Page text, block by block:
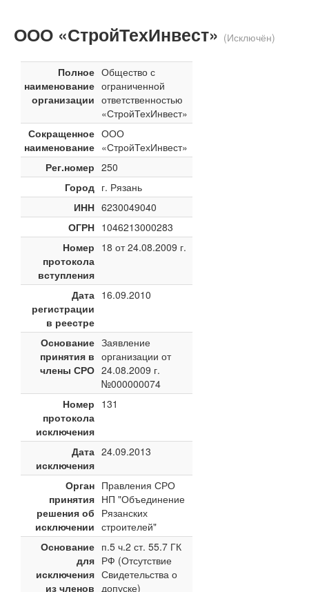
ООО «СтройТехИнвест» (Исключён)
Полное
наименование
организации
Общество с
ограниченной
ответственностью
«СтройТехИнвест»
Сокращенное
наименование
ООО
«СтройТехИнвест»
Рег.номер 250
Город г. Рязань
ИНН 6230049040
ОГРН 1046213000283
Номер
протокола
вступления
18 от 24.08.2009 г.
Дата
регистрации
в реестре
16.09.2010
Основание
принятия в
члены СРО
Заявление
организации от
24.08.2009 г.
№000000074
Номер
протокола
исключения
131
Дата
исключения
24.09.2013
Орган
принятия
решения об
исключении
Правления СРО
НП "Объединение
Рязанских
строителей"
Основание
для
исключения
из членов
п.5 ч.2 ст. 55.7 ГК
РФ (Отсутствие
Свидетельства о
допуске)